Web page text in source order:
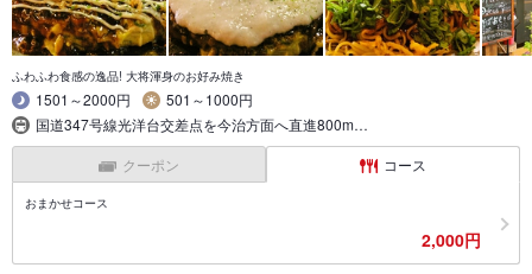
ふわふわ食感の逸品! 大将渾身のお好み焼き
1501～2000円
501～1000円
国道347号線光洋台交差点を今治方面へ直進800m…
クーポン コース
おまかせコース
2,000円